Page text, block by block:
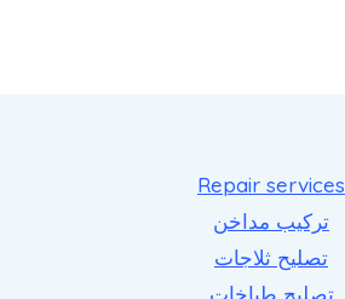
Repair services
تركيب مداخن
تصليح ثلاجات
تصليح طباخات